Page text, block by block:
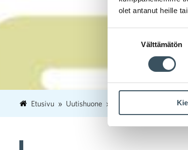
olet antanut heille
Välttämätön
Etusivu Uutishuone 5